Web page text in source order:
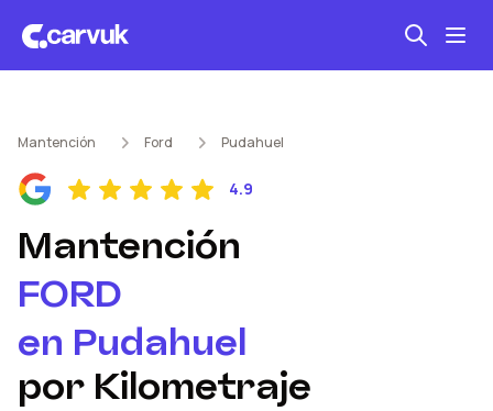
Mantención kilometraje
Revisión técnica
Mantención Ford Pudahuel
4.9
Mantención
FORD
en Pudahuel
por Kilometraje